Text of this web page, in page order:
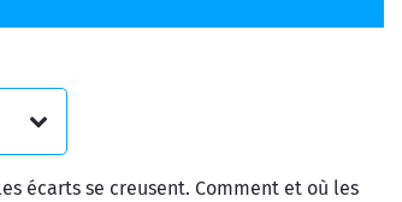
écarts se creusent. Comment et où les